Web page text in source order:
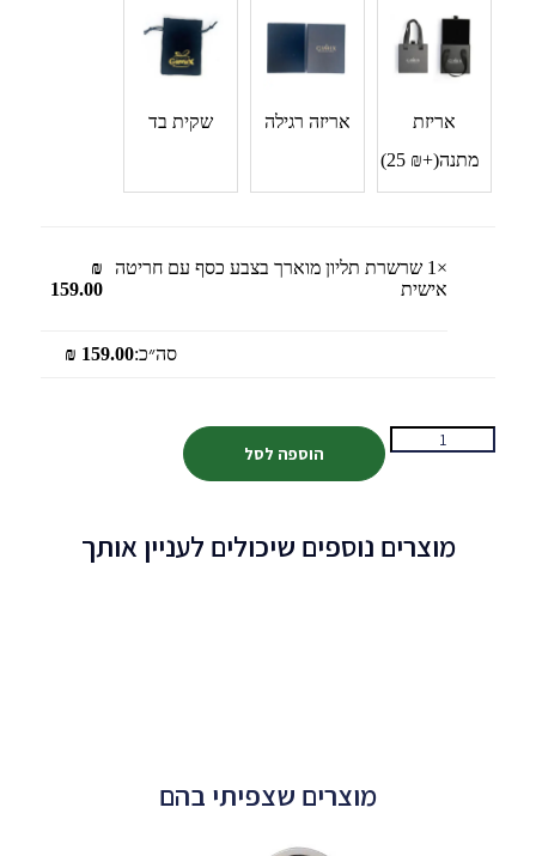
אריזת
מתנה(+
‎25 ₪
)
אריזה רגילה שקית בד
×1
שרשרת תליון מוארך בצבע כסף עם חריטה
אישית
₪
159.00
סה״כ: ₪ 159.00
הוספה לסל
מוצרים נוספים שיכולים לעניין אותך
מוצרים שצפיתי בהם